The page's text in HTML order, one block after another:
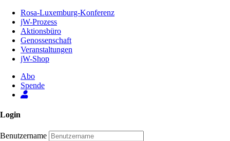
Inhalt
Seite
Rosa-Luxemburg-Konferenz
jW-Prozess
Aktionsbüro
Genossenschaft
Veranstaltungen
jW-Shop
Abo
Spende
Login
Benutzername